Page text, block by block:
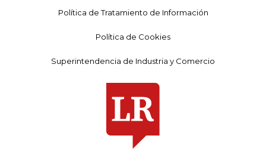
Política de Tratamiento de Información
Política de Cookies
Superintendencia de Industria y Comercio